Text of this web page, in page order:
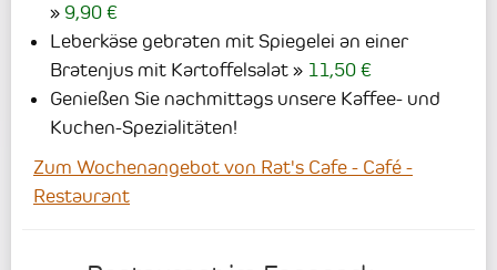
9,90 €
Leberkäse gebraten mit Spiegelei an einer
Bratenjus mit Kartoffelsalat
11,50 €
Genießen Sie nachmittags unsere Kaffee- und
Kuchen-Spezialitäten!
Zum Wochenangebot von Rat's Cafe - Café -
Restaurant